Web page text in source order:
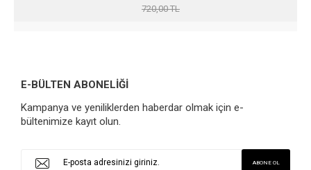
720,00 TL
E-BÜLTEN ABONELİĞİ
Kampanya ve yeniliklerden haberdar olmak için e-
bültenimize kayıt olun.